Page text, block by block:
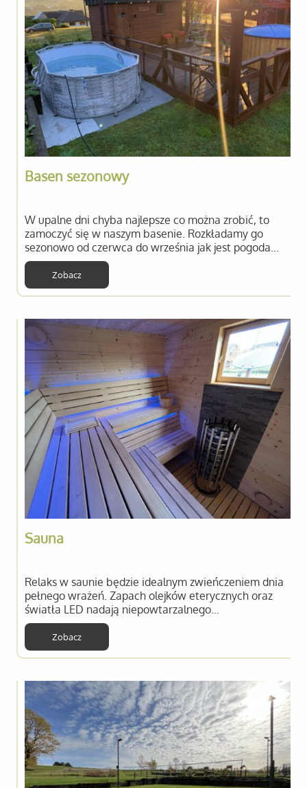
Basen sezonowy
W upalne dni chyba najlepsze co można zrobić, to
zamoczyć się w naszym basenie. Rozkładamy go
sezonowo od czerwca do września jak jest pogoda…
Zobacz
Sauna
Relaks w saunie będzie idealnym zwieńczeniem dnia
pełnego wrażeń. Zapach olejków eterycznych oraz
światła LED nadają niepowtarzalnego…
Zobacz